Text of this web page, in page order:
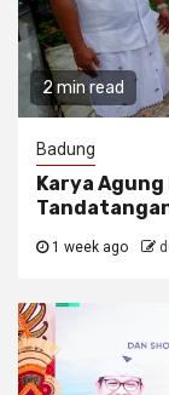
2 min read
Badung
Karya
1 week ago